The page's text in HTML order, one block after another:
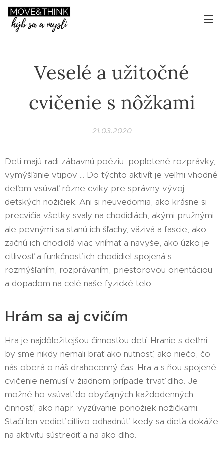
Veselé a užitočné
cvičenie s nôžkami
21.03.2020
Deti majú radi zábavnú poéziu, popletené rozprávky,
vymýšľanie vtipov ... Do týchto aktivít je veľmi vhodné
deťom vsúvať rôzne cviky pre správny vývoj
detských nožičiek. Ani si neuvedomia, ako krásne si
precvičia všetky svaly na chodidlách, akými pružnými,
ale pevnými sa stanú ich šľachy, väzivá a fascie, ako
začnú ich chodidlá viac vnímať a navyše, ako úzko je
citlivosť a funkčnosť ich chodidiel spojená s
rozmýšľaním, rozprávaním, priestorovou orientáciou
a dopadom na celé naše fyzické telo.
Hrám sa aj cvičím
Hra je najdôležitejšou činnosťou detí. Hranie s deťmi
by sme nikdy nemali brať ako nutnosť, ako niečo, čo
nás oberá o náš drahocenný čas. Hra a s ňou spojené
cvičenie nemusí v žiadnom prípade trvať dlho. Je
možné ho vsúvať do obyčajných každodenných
činností, ako napr. vyzúvanie ponožiek nožičkami.
Stačí len vedieť citlivo odhadnúť, kedy sa dieťa dokáže
na aktivitu sústrediť a na ako dlho.